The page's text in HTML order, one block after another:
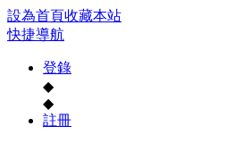
設為首頁收藏本站
快捷導航
登錄
◆
◆
註冊